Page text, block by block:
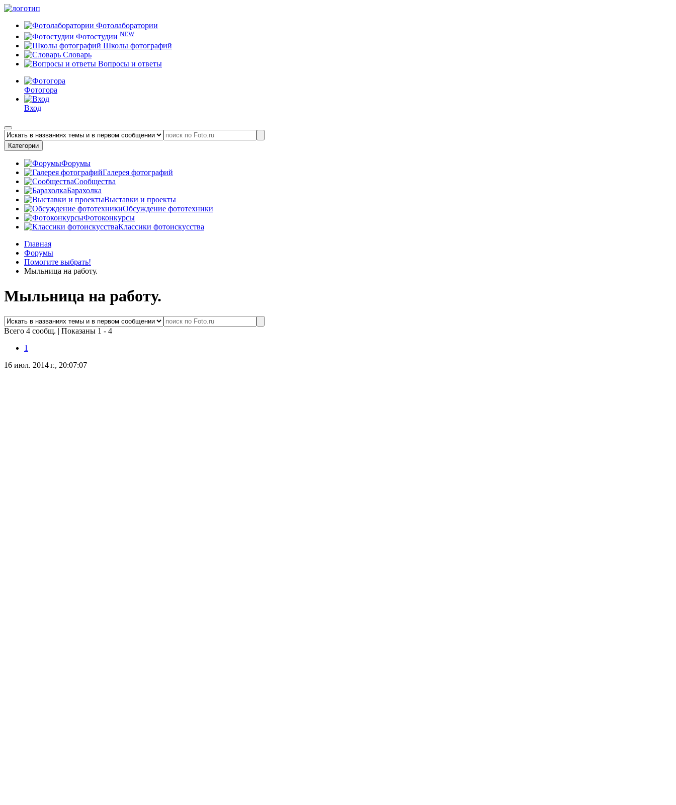
Фотолаборатории
Фотостудии NEW
Школы фотографий
Словарь
Вопросы и ответы
Фотогора
Вход
Категории
Форумы
Галерея фотографий
Сообщества
Барахолка
Выставки и проекты
Обсуждение фототехники
Фотоконкурсы
Классики фотоискусства
Главная
Форумы
Помогите выбрать!
Мыльница на работу.
Мыльница на работу.
Всего 4 сообщ. | Показаны 1 - 4
1
16 июл. 2014 г., 20:07:07